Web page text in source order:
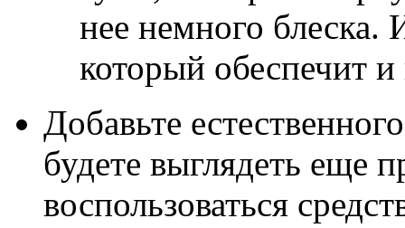
нее немного блеска.
который обеспечит и
Добавьте
будете выглядеть еще
воспользоваться